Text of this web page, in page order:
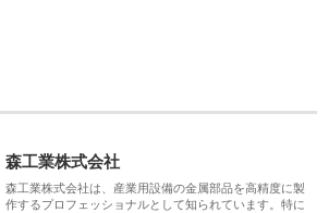
森工業株式会社
森工業株式会社は、産業用設備の金属部品を高精度に製
作するプロフェッショナルとして知られています。特に